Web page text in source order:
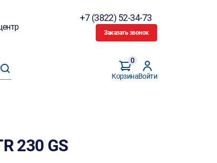
+7 (3822) 52-34-73
Заказать звонок
Корзина
0
Войти
230 GS